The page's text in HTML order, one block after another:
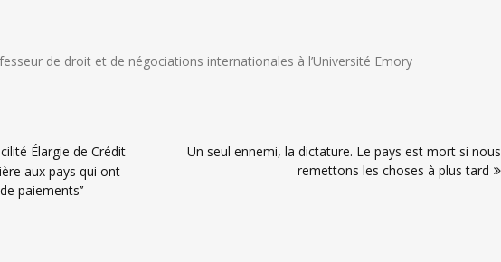
de droit et de négociations internationales à l’Université Emory
Élargie de Crédit
aux pays qui ont
paiements’’
Un seul ennemi, la dictature. Le pays est mort si nous
remettons les choses à plus tard